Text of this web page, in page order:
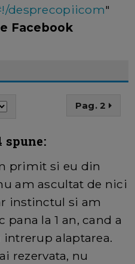
desprecopiicom"
Facebook
Pag. 2
spune:
primit si eu din
am ascultat de nici
instinctul si am
pana la 1 an, cand a
alaptarea.
rezervata, nu